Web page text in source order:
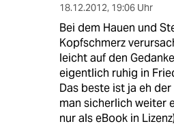
18.12.2012, 19:06 Uhr
Bei dem Hauen und
Kopfschmerz
leicht auf den
eigentlich ruhig in
Das beste ist ja eh
man sicherlich weiter
nur als eBook in